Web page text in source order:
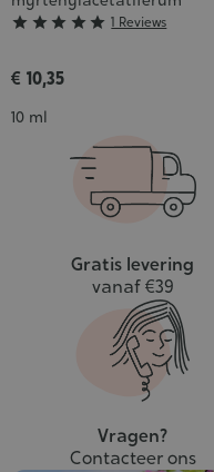
Grade
5/5
     1 Reviews
€ 10,35
Inhoud
10 ml
Gratis levering
vanaf €39
Vragen?
Contacteer ons